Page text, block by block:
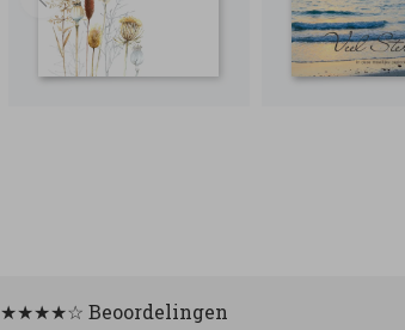
★★★★☆ Beoordelingen